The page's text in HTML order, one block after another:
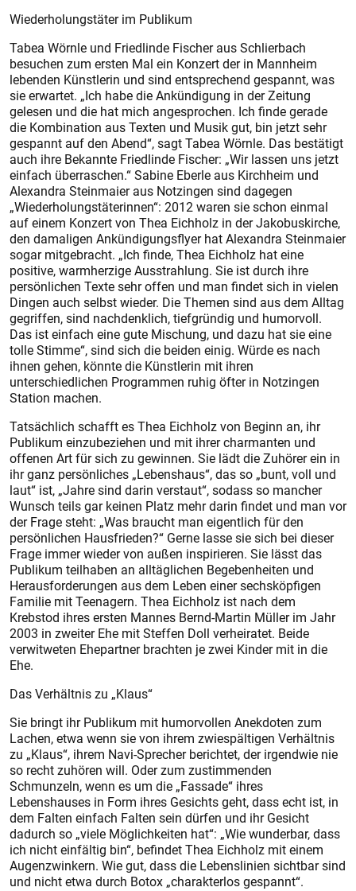
Wiederholungstäter im Publikum
Tabea Wörnle und Friedlinde Fischer aus Schlierbach
besuchen zum ersten Mal ein Konzert der in Mannheim
lebenden Künstlerin und sind entsprechend gespannt, was
sie erwartet. „Ich habe die Ankündigung in der Zeitung
gelesen und die hat mich angesprochen. Ich finde gerade
die Kombination aus Texten und Musik gut, bin jetzt sehr
gespannt auf den Abend“, sagt Tabea Wörnle. Das bestätigt
auch ihre Bekannte Friedlinde Fischer: „Wir lassen uns jetzt
einfach überraschen.“ Sabine Eberle aus Kirchheim und
Alexandra Steinmaier aus Notzingen sind dagegen
„Wiederholungstäterinnen“: 2012 waren sie schon einmal
auf einem Konzert von Thea Eichholz in der Jakobuskirche,
den damaligen Ankündigungsflyer hat Alexandra Steinmaier
sogar mitgebracht. „Ich finde, Thea Eichholz hat eine
positive, warmherzige Ausstrahlung. Sie ist durch ihre
persönlichen Texte sehr offen und man findet sich in vielen
Dingen auch selbst wieder. Die Themen sind aus dem Alltag
gegriffen, sind nachdenklich, tiefgründig und humorvoll.
Das ist einfach eine gute Mischung, und dazu hat sie eine
tolle Stimme“, sind sich die beiden einig. Würde es nach
ihnen gehen, könnte die Künstlerin mit ihren
unterschiedlichen Programmen ruhig öfter in Notzingen
Station machen.
Tatsächlich schafft es Thea Eichholz von Beginn an, ihr
Publikum einzubeziehen und mit ihrer charmanten und
offenen Art für sich zu gewinnen. Sie lädt die Zuhörer ein in
ihr ganz persönliches „Lebenshaus“, das so „bunt, voll und
laut“ ist, „Jahre sind darin verstaut“, sodass so mancher
Wunsch teils gar keinen Platz mehr darin findet und man vor
der Frage steht: „Was braucht man eigentlich für den
persönlichen Hausfrieden?“ Gerne lasse sie sich bei dieser
Frage immer wieder von außen inspirieren. Sie lässt das
Publikum teilhaben an alltäglichen Begebenheiten und
Herausforderungen aus dem Leben einer sechsköpfigen
Familie mit Teenagern. Thea Eichholz ist nach dem
Krebstod ihres ersten Mannes Bernd-Martin Müller im Jahr
2003 in zweiter Ehe mit Steffen Doll verheiratet. Beide
verwitweten Ehepartner brachten je zwei Kinder mit in die
Ehe.
Das Verhältnis zu „Klaus“
Sie bringt ihr Publikum mit humorvollen Anekdoten zum
Lachen, etwa wenn sie von ihrem zwiespältigen Verhältnis
zu „Klaus“, ihrem Navi-Sprecher berichtet, der irgendwie nie
so recht zuhören will. Oder zum zustimmenden
Schmunzeln, wenn es um die „Fassade“ ihres
Lebenshauses in Form ihres Gesichts geht, dass echt ist, in
dem Falten einfach Falten sein dürfen und ihr Gesicht
dadurch so „viele Möglichkeiten hat“: „Wie wunderbar, dass
ich nicht einfältig bin“, befindet Thea Eichholz mit einem
Augenzwinkern. Wie gut, dass die Lebenslinien sichtbar sind
und nicht etwa durch Botox „charakterlos gespannt“.